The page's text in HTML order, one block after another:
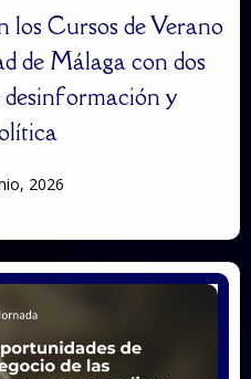
los Cursos de Verano
de Málaga con dos
desinformación y
2026